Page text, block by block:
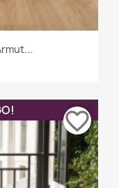
favorite_border